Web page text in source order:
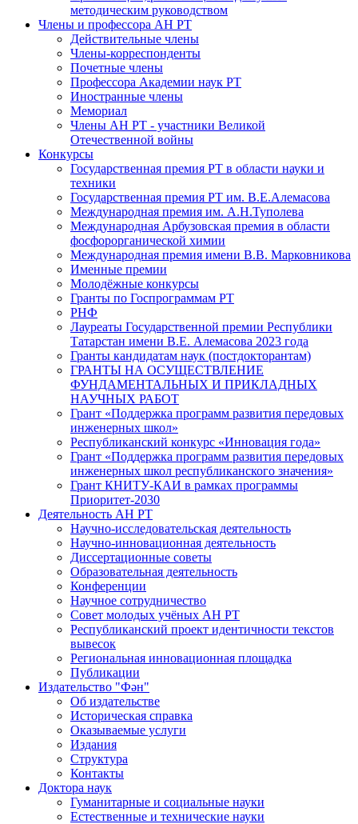
методическим руководством
Члены и профессора АН РТ
Действительные члены
Члены-корреспонденты
Почетные члены
Профессора Академии наук РТ
Иностранные члены
Мемориал
Члены АН РТ - участники Великой
Отечественной войны
Конкурсы
Государственная премия РТ в области науки и
техники
Государственная премия РТ им. В.Е.Алемасова
Международная премия им. А.Н.Туполева
Международная Арбузовская премия в области
фосфорорганической химии
Международная премия имени В.В. Марковникова
Именные премии
Молодёжные конкурсы
Гранты по Госпрограммам РТ
РНФ
Лауреаты Государственной премии Республики
Татарстан имени В.Е. Алемасова 2023 года
Гранты кандидатам наук (постдокторантам)
ГРАНТЫ НА ОСУЩЕСТВЛЕНИЕ
ФУНДАМЕНТАЛЬНЫХ И ПРИКЛАДНЫХ
НАУЧНЫХ РАБОТ
Грант «Поддержка программ развития передовых
инженерных школ»
Республиканский конкурс «Инновация года»
Грант «Поддержка программ развития передовых
инженерных школ республиканского значения»
Грант КНИТУ-КАИ в рамках программы
Приоритет-2030
Деятельность АН РТ
Научно-исследовательская деятельность
Научно-инновационная деятельность
Диссертационные советы
Образовательная деятельность
Конференции
Научное сотрудничество
Совет молодых учёных АН РТ
Республиканский проект идентичности текстов
вывесок
Региональная инновационная площадка
Публикации
Издательство "Фән"
Об издательстве
Историческая справка
Оказываемые услуги
Издания
Структура
Контакты
Доктора наук
Гуманитарные и социальные науки
Естественные и технические науки